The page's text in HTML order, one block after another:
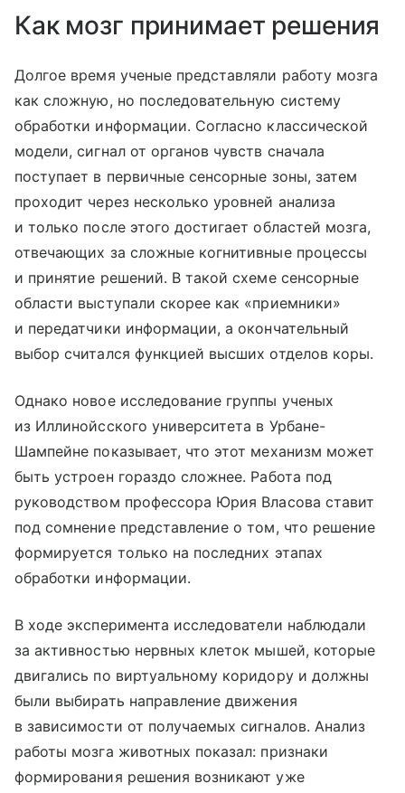
Как мозг принимает решения
Долгое время ученые представляли работу мозга
как сложную, но последовательную систему
обработки информации. Согласно классической
модели, сигнал от органов чувств сначала
поступает в первичные сенсорные зоны, затем
проходит через несколько уровней анализа
и только после этого достигает областей мозга,
отвечающих за сложные когнитивные процессы
и принятие решений. В такой схеме сенсорные
области выступали скорее как «приемники»
и передатчики информации, а окончательный
выбор считался функцией высших отделов коры.
Однако новое исследование группы ученых
из Иллинойсского университета в Урбане-
Шампейне показывает, что этот механизм может
быть устроен гораздо сложнее. Работа под
руководством профессора Юрия Власова ставит
под сомнение представление о том, что решение
формируется только на последних этапах
обработки информации.
В ходе эксперимента исследователи наблюдали
за активностью нервных клеток мышей, которые
двигались по виртуальному коридору и должны
были выбирать направление движения
в зависимости от получаемых сигналов. Анализ
работы мозга животных показал: признаки
формирования решения возникают уже